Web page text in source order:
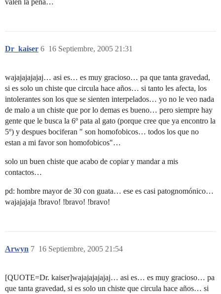
valen la pena…
Dr_kaiser 16 Septiembre, 2005 21:31
6
wajajajajajaj… asi es… es muy gracioso… pa que tanta gravedad,
si es solo un chiste que circula hace años… si tanto les afecta, los
intolerantes son los que se sienten interpelados… yo no le veo nada
de malo a un chiste que por lo demas es bueno… pero siempre hay
gente que le busca la 6º pata al gato (porque cree que ya encontro la
5º) y despues bociferan " son homofobicos… todos los que no
estan a mi favor son homofobicos"…
solo un buen chiste que acabo de copiar y mandar a mis
contactos…
pd: hombre mayor de 30 con guata… ese es casi patognomónico…
wajajajaja !bravo! !bravo! !bravo!
Arwyn 16 Septiembre, 2005 21:54
7
[QUOTE=Dr. kaiser]wajajajajajaj… asi es… es muy gracioso… pa
que tanta gravedad, si es solo un chiste que circula hace años… si